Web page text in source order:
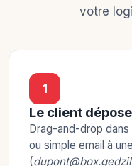
votre
1
Le client dépose
Drag-and-drop
ou simple email à
(